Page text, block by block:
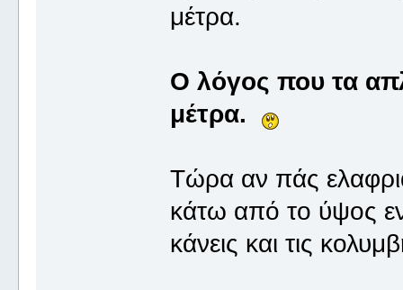
μέτρα.
Ο λόγος που τα
μέτρα.
Τώρα αν πάς
κάτω από το ύψος
κάνεις και τις